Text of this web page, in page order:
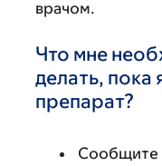
врачом.
Что мне
делать,
препарат?
Сообщите